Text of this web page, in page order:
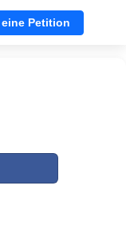
Petition